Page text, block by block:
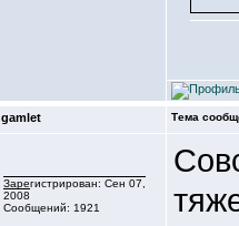
gamlet Тема
Зарегистрирован: Сен 07,
2008
Сообщений: 1921